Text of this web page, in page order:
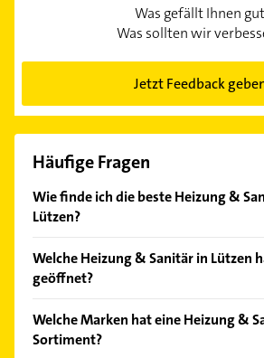
Was gefällt Ihnen
Was sollten wir
Jetzt Feedback
Häufige Fragen
Wie finde ich die beste Heizung &
Lützen?
Kundenmeinungen und profitieren
Empfehlungen. Die Suchergebnisse
Welche Heizung & Sanitär in Lützen
geöffnet?
Bitte beachten Sie, dass diese an
Feiertagen abweichen können.
Welche Marken hat eine Heizung &
Sortiment?